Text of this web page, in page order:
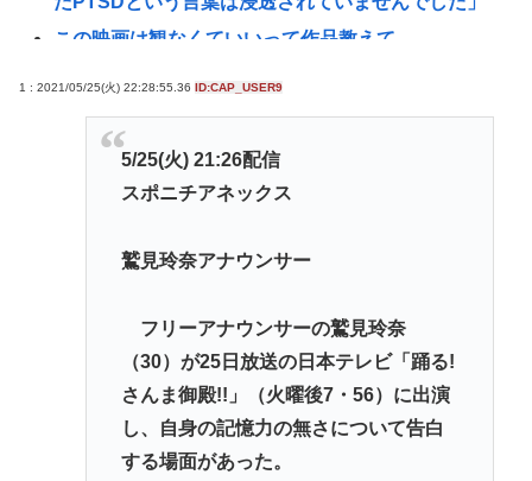
この映画は観なくていいって作品教えて
氷河期世代『ルッキズムが一番酷かったのは00年
代、こういうチャラい外見の男が街に溢れかえって
た。」たし蟹
ス社長 みんなにコオロギ食を広める為にリベンジ
【日本水産物輸入禁止に釈明が必要】 韓国のCPTPP
加盟への課題を関西外大教授に聞く 李大統領に
「政治利用」の過去
【徹底討論】ワイ(48)無職はこのまま逃げ切れるのか
【皇室】 宮内庁長官実力行使 愛子天皇実現へ！
1 : 2021/05/25(火) 22:28:55.36 ID:CAP_USER9
5/25(火) 21:26配信
スポニチアネックス
鷲見玲奈アナウンサー
フリーアナウンサーの鷲見玲奈
（30）が25日放送の日本テレビ「踊る!
さんま御殿!!」（火曜後7・56）に出演
し、自身の記憶力の無さについて告白
する場面があった。